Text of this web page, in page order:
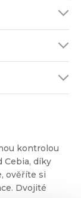
kontrolou
Cebia, díky
ověříte si
Dvojité